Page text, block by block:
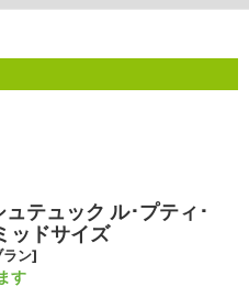
テュック ル･プティ･
ッドサイズ
ン]
す